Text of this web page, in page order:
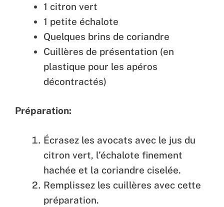
1 citron vert
1 petite échalote
Quelques brins de coriandre
Cuillères de présentation (en
plastique pour les apéros
décontractés)
Préparation:
Écrasez les avocats avec le jus du
citron vert, l’échalote finement
hachée et la coriandre ciselée.
Remplissez les cuillères avec cette
préparation.